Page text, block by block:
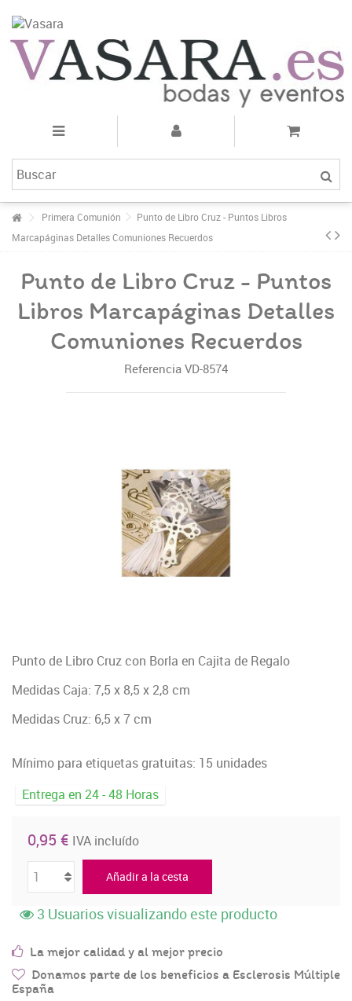
Primera Comunión
Punto de Libro Cruz - Puntos Libros
Marcapáginas Detalles Comuniones Recuerdos
Punto de Libro Cruz - Puntos
Libros Marcapáginas Detalles
Comuniones Recuerdos
Referencia VD-8574
Punto de Libro Cruz con Borla en Cajita de Regalo
Medidas Caja: 7,5 x 8,5 x 2,8 cm
Medidas Cruz: 6,5 x 7 cm
Mínimo para etiquetas gratuitas: 15 unidades
Entrega en 24 - 48 Horas
0,95 € IVA incluído
Añadir a la cesta
3 Usuarios visualizando este producto
La mejor calidad y al mejor precio
Donamos parte de los beneficios a Esclerosis Múltiple
España